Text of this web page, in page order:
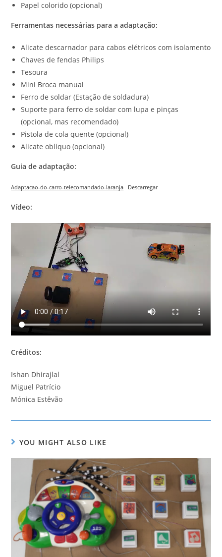
Papel colorido (opcional)
Ferramentas necessárias para a adaptação:
Alicate descarnador para cabos elétricos com isolamento
Chaves de fendas Philips
Tesoura
Mini Broca manual
Ferro de soldar (Estação de soldadura)
Suporte para ferro de soldar com lupa e pinças
(opcional, mas recomendado)
Pistola de cola quente (opcional)
Alicate oblíquo (opcional)
Guia de adaptação:
Adaptacao-do-carro-telecomandado-laranja Descarregar
Vídeo:
Créditos:
Ishan Dhirajlal
Miguel Patrício
Mónica Estêvão
YOU MIGHT ALSO LIKE